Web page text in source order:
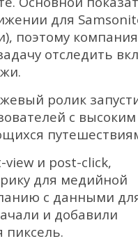
для
поэтому
отследить
ролик
с высоким
и post-click,
для медийной
с данными
и добавили
пиксель.